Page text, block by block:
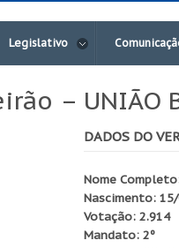
Legislativo
– UNIÃO
DADOS DO
Nome
Nascimento:
Votação: 2.914
Mandato: 2º